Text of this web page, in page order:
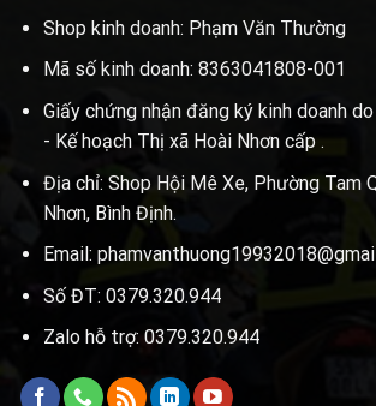
Shop kinh doanh: Phạm Văn Thường
Mã số kinh doanh: 8363041808-001
Giấy chứng nhận đăng ký kinh doanh
- Kế hoạch Thị xã Hoài Nhơn cấp .
Địa chỉ: Shop Hội Mê Xe, Phường Tam
Nhơn, Bình Định.
Email:
Số ĐT: 0379.320.944
Zalo hỗ trợ: 0379.320.944